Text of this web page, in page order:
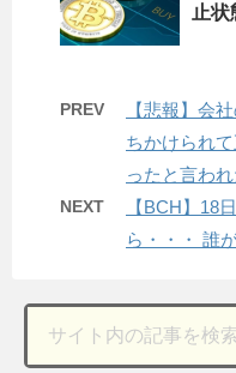
止状
PREV
【悲報】会
ちかけられ
ったと言われ
NEXT
【BCH】18
ら・・・ 誰